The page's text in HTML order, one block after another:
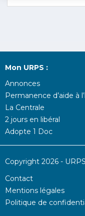
Mon URPS :
Annonces
Permanence d’aide à
La Centrale
2 jours en libéral
Adopte 1 Doc
Copyright 2026 -
Contact
Mentions légales
Politique de